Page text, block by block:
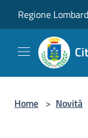
Regione
Home > Novità